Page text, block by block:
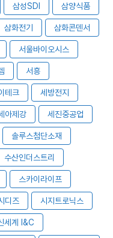
삼성SDI 삼양식품
삼화전기 삼화콘덴서
서울바이오시스
서흥
테크 세방전지
아제강 세진중공업
솔루스첨단소재
수산인더스트리
스카이라이프
디즈 시지트로닉스
세계 I&C